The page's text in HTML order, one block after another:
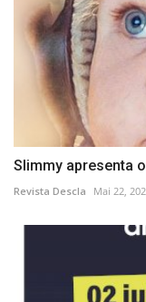
Slimmy apresenta
Revista Descla Mai 22,